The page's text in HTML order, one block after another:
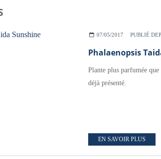
07/05/2017 PUBLIÉ
Phalaenopsis
Plante plus parfumée
déjà présenté.
EN SAVOIR PLUS